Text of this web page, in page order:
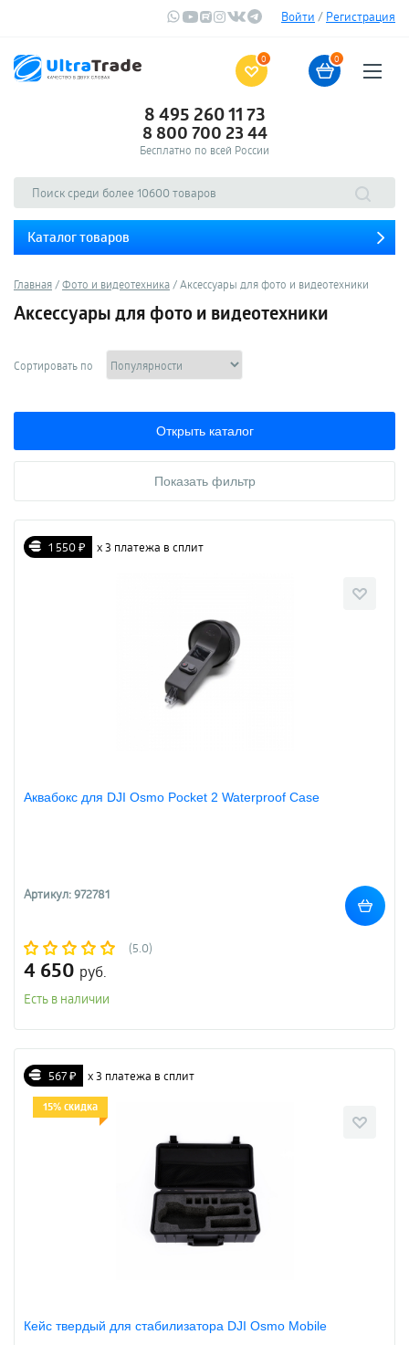
Войти / Регистрация
0 0
8 495 260 11 73
8 800 700 23 44
Бесплатно по всей России
Каталог товаров
Главная Фото и видеотехника Аксессуары для фото и видеотехники
Аксессуары для фото и видеотехники
Сортировать по
Открыть каталог
Показать фильтр
1 550 ₽ х 3 платежа в сплит
Аквабокс для DJI Osmo Pocket 2 Waterproof Case
Артикул: 972781
(5.0)
4 650 руб.
Есть в наличии
567 ₽ х 3 платежа в сплит
15% скидка
Кейс твердый для стабилизатора DJI Osmo Mobile